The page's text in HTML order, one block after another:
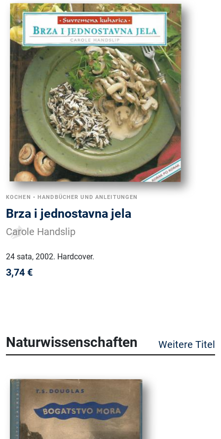
KOCHEN •HANDBÜCHER UND ANLEITUNGEN
Brza i jednostavna jela
Carole Handslip
24 sata, 2002. Hardcover.
3,74 €
Naturwissenschaften Weitere Titel